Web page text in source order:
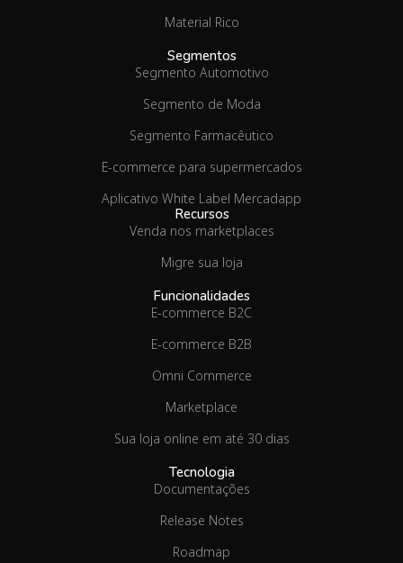
Material Rico
Segmentos
Segmento Automotivo
Segmento de Moda
Segmento Farmacêutico
E-commerce para supermercados
Aplicativo White Label Mercadapp
Recursos
Venda nos marketplaces
Migre sua loja
Funcionalidades
E-commerce B2C
E-commerce B2B
Omni Commerce
Marketplace
Sua loja online em até 30 dias
Tecnologia
Documentações
Release Notes
Roadmap